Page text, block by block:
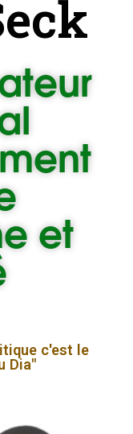
et
c'est le
Dia"